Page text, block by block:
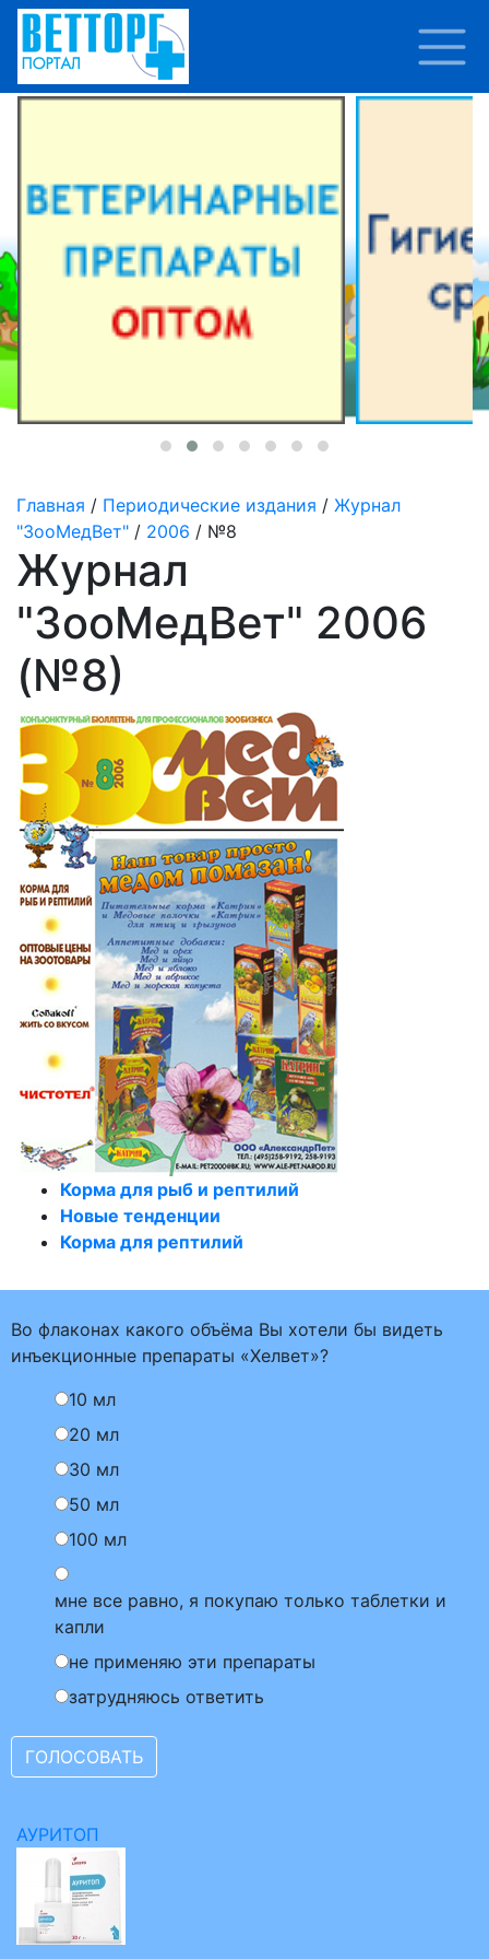
Главная / Периодические издания / Журнал
"ЗооМедВет" / 2006 / №8
Журнал
"ЗооМедВет" 2006
(№8)
Корма для рыб и рептилий
Новые тенденции
Корма для рептилий
Во флаконах какого объёма Вы хотели бы видеть
инъекционные препараты «Хелвет»?
10 мл
20 мл
30 мл
50 мл
100 мл
мне все равно, я покупаю только таблетки и
капли
не применяю эти препараты
затрудняюсь ответить
АУРИТОП